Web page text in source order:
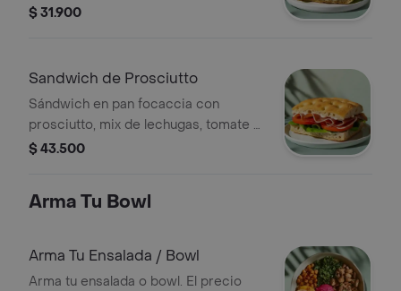
y mayonesa de ajo.
$ 31.900
Sandwich de Prosciutto
Sándwich en pan focaccia con
prosciutto, mix de lechugas, tomate y
mayonesa de ajo.
$ 43.500
Arma Tu Bowl
Arma Tu Ensalada / Bowl
Arma tu ensalada o bowl. El precio